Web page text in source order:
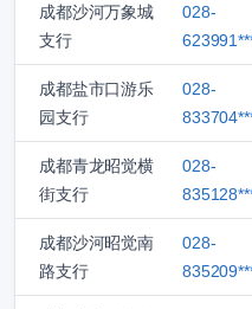
成都沙河万象城
支行
028-
成都盐市口游乐
园支行
028-
成都青龙昭觉横
街支行
028-
成都沙河昭觉南
路支行
028-